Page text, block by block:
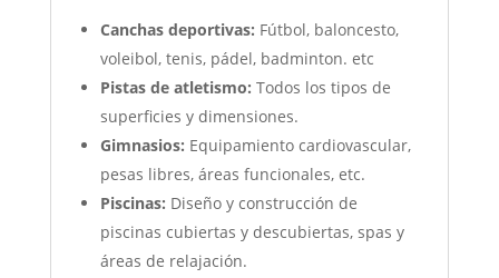
Canchas deportivas: Fútbol, baloncesto,
voleibol, tenis, pádel, badminton. etc
Pistas de atletismo: Todos los tipos de
superficies y dimensiones.
Gimnasios: Equipamiento cardiovascular,
pesas libres, áreas funcionales, etc.
Piscinas: Diseño y construcción de
piscinas cubiertas y descubiertas, spas y
áreas de relajación.